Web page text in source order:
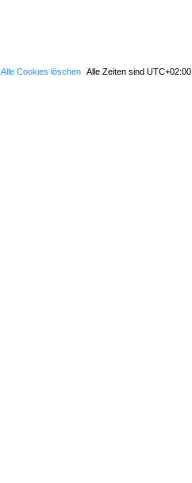
Alle Zeiten sind UTC+02:00
Alle Cookies löschen